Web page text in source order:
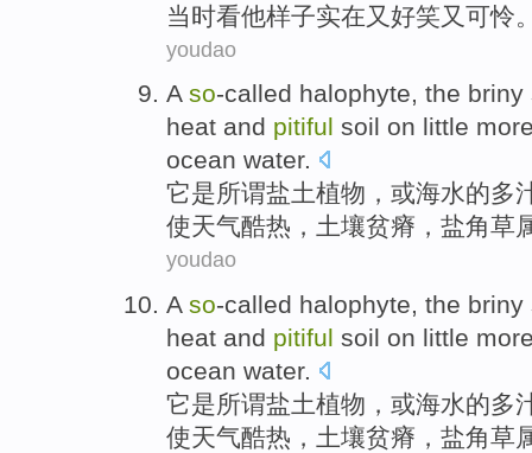
当时看他样子实在又好笑又可怜
youdao
A so-called halophyte, the briny
heat and pitiful soil on little
ocean water.
它是所谓盐土植物，或海水的多
使天气酷热 ， 土壤贫瘠，盐角草
youdao
A so-called halophyte, the briny
heat and pitiful soil on little
ocean water.
它是所谓盐土植物，或海水的多
使天气酷热 ， 土壤贫瘠，盐角草